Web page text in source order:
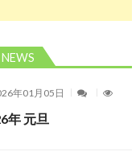
年01月05日
年 元旦